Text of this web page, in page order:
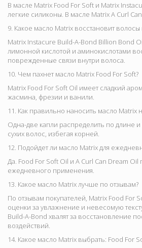
В масле Matrix Food For Soft и Matrix
легкие силиконы. В масле Matrix A Curl
9. Какое масло Matrix восстановит
Matrix Instacure Build-A-Bond Billion Bond
лимонной кислотой и аминокислотами
поврежденные связи внутри волоса.
10. Чем пахнет масло Matrix Food For Soft?
Matrix Food For Soft Oil имеет сладкий
жасмина, фрезии и ванили.
11. Как правильно наносить масло Matrix
Одна-две капли распределить по длине
сухих волос, избегая корней.
12. Подойдет ли масло Matrix для
Да. Food For Soft Oil и A Curl Can Dream Oil
ежедневного применения.
13. Какое масло Matrix лучше по отзывам?
По отзывам покупателей, Matrix Food For
оценки за увлажнение и невесомую
Build-A-Bond хвалят за восстановление
воздействий.
14. Какое масло Matrix выбрать: Food For